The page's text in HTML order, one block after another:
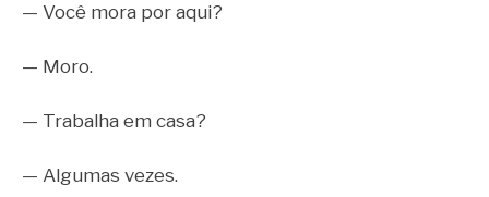
— Você mora por aqui?
— Moro.
— Trabalha em casa?
— Algumas vezes.